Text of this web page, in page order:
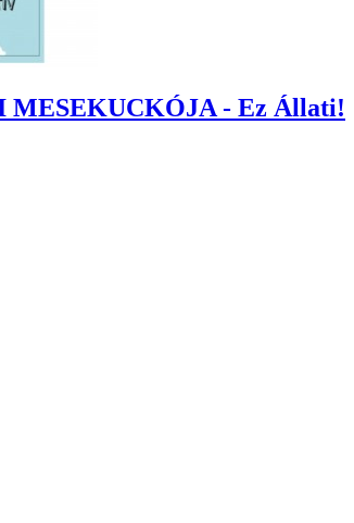
MESEKUCKÓJA - Ez Állati!